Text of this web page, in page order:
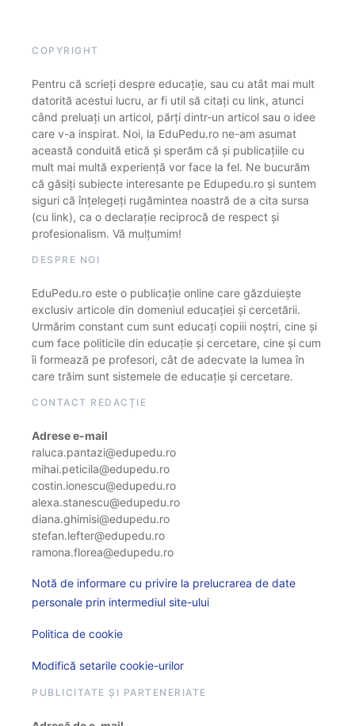
COPYRIGHT
Pentru că scrieți despre educație, sau cu atât mai mult
datorită acestui lucru, ar fi util să citați cu link, atunci
când preluați un articol, părți dintr-un articol sau o idee
care v-a inspirat. Noi, la EduPedu.ro ne-am asumat
această conduită etică și sperăm că și publicațiile cu
mult mai multă experiență vor face la fel. Ne bucurăm
că găsiți subiecte interesante pe Edupedu.ro și suntem
siguri că înțelegeți rugămintea noastră de a cita sursa
(cu link), ca o declarație reciprocă de respect și
profesionalism. Vă mulțumim!
DESPRE NOI
EduPedu.ro este o publicație online care găzduiește
exclusiv articole din domeniul educației și cercetării.
Urmărim constant cum sunt educați copiii noștri, cine și
cum face politicile din educație și cercetare, cine și cum
îi formează pe profesori, cât de adecvate la lumea în
care trăim sunt sistemele de educație și cercetare.
CONTACT REDACȚIE
Adrese e-mail
raluca.pantazi@edupedu.ro
mihai.peticila@edupedu.ro
costin.ionescu@edupedu.ro
alexa.stanescu@edupedu.ro
diana.ghimisi@edupedu.ro
stefan.lefter@edupedu.ro
ramona.florea@edupedu.ro
Notă de informare cu privire la prelucrarea de date
personale prin intermediul site-ului
Politica de cookie
Modifică setarile cookie-urilor
PUBLICITATE ȘI PARTENERIATE